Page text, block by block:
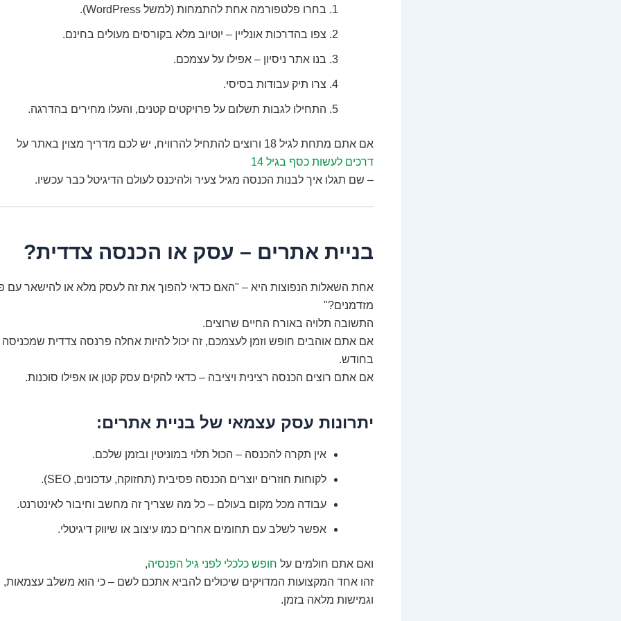
בחרו פלטפורמה אחת להתמחות (למשל WordPress).
צפו בהדרכות אונליין – יוטיוב מלא בקורסים מעולים בחינם.
בנו אתר ניסיון – אפילו על עצמכם.
צרו תיק עבודות בסיסי.
התחילו לגבות תשלום על פרויקטים קטנים, והעלו מחירים בהדרגה.
אם אתם מתחת לגיל 18 ורוצים להתחיל להרוויח, יש לכם מדריך מצוין באתר על
דרכים לעשות כסף בגיל 14
– שם תגלו איך לבנות הכנסה מגיל צעיר ולהיכנס לעולם הדיגיטל כבר עכשיו.
בניית אתרים – עסק או הכנסה צדדית?
אחת השאלות הנפוצות היא – "האם כדאי להפוך את זה לעסק מלא או להישאר עם
מזדמנים?"
התשובה תלויה באורח החיים שרוצים.
אם אתם אוהבים חופש וזמן לעצמכם, זה יכול להיות אחלה פרנסה צדדית
בחודש.
אם אתם רוצים הכנסה רצינית ויציבה – כדאי להקים עסק קטן או אפילו סוכנות.
יתרונות עסק עצמאי של בניית אתרים:
אין תקרה להכנסה – הכול תלוי במוניטין ובזמן שלכם.
לקוחות חוזרים יוצרים הכנסה פסיבית (תחזוקה, עדכונים, SEO).
עבודה מכל מקום בעולם – כל מה שצריך זה מחשב וחיבור לאינטרנט.
אפשר לשלב עם תחומים אחרים כמו עיצוב או שיווק דיגיטלי.
ואם אתם חולמים על חופש כלכלי לפני גיל הפנסיה,
זהו אחד המקצועות המדויקים שיכולים להביא אתכם לשם – כי הוא משלב עצמאות,
וגמישות מלאה בזמן.